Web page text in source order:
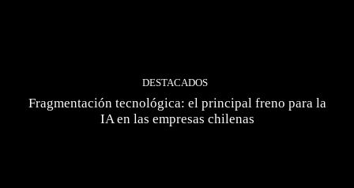
DESTACADOS
Fragmentación tecnológica: el principal freno para la
IA en las empresas chilenas